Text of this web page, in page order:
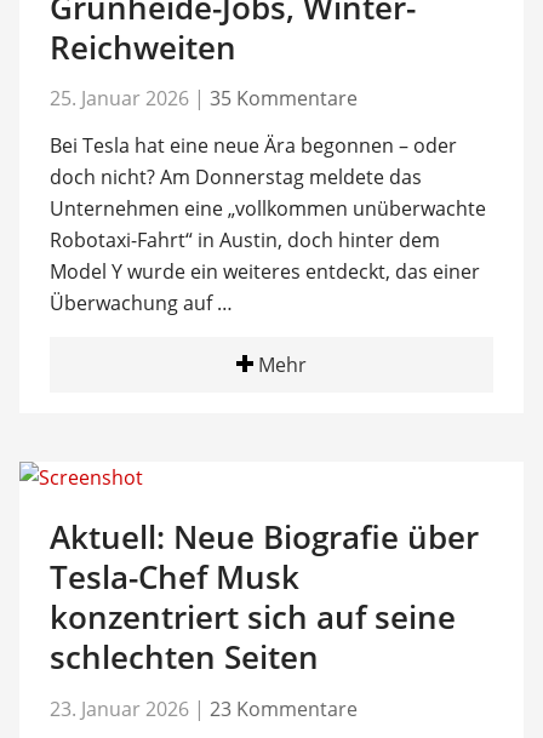
Reichweiten
25. Januar 2026 | 35 Kommentare
Bei Tesla hat eine neue Ära begonnen – oder
doch nicht? Am Donnerstag meldete das
Unternehmen eine „vollkommen unüberwachte
Robotaxi-Fahrt“ in Austin, doch hinter dem
Model Y wurde ein weiteres entdeckt, das einer
Überwachung auf …
Mehr
Aktuell: Neue Biografie über
Tesla-Chef Musk
konzentriert sich auf seine
schlechten Seiten
23. Januar 2026 | 23 Kommentare